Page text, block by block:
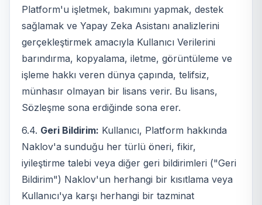
Platform'u işletmek, bakımını yapmak, destek
sağlamak ve Yapay Zeka Asistanı analizlerini
gerçekleştirmek amacıyla Kullanıcı Verilerini
barındırma, kopyalama, iletme, görüntüleme ve
işleme hakkı veren dünya çapında, telifsiz,
münhasır olmayan bir lisans verir. Bu lisans,
Sözleşme sona erdiğinde sona erer.
6.4. Geri Bildirim: Kullanıcı, Platform hakkında
Naklov'a sunduğu her türlü öneri, fikir,
iyileştirme talebi veya diğer geri bildirimleri ("Geri
Bildirim") Naklov'un herhangi bir kısıtlama veya
Kullanıcı'ya karşı herhangi bir tazminat